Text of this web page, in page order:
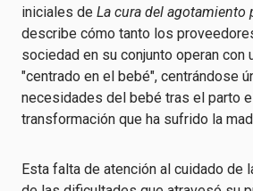
iniciales de La cura del agotamiento
describe cómo tanto los
sociedad en su conjunto operan con
"centrado en el bebé", centrándose
necesidades del bebé tras el parto
transformación que ha sufrido la
Esta falta de atención al cuidado de